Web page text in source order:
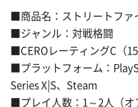
■商品名：ストリートファ
■ジャンル：対戦格闘
■CEROレーティングC（
■プラットフォーム：
Series X|S、Steam
■プレイ人数：1～2人（